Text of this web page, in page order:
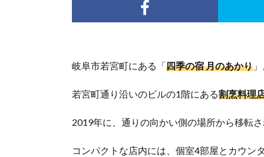
岐阜市若宮町にある「四季の宿 月のあかり
若宮町通り沿いのビルの1階にある割烹料理
2019年に、通りの向かい側の場所から移転
コンパクトな店内には、個室4部屋とカウン